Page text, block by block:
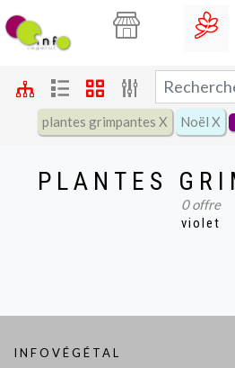
plantes grimpantes X Noël X
nom prix ∅ ↕
PLANTES
violet
0offre
INFOVÉGÉTAL